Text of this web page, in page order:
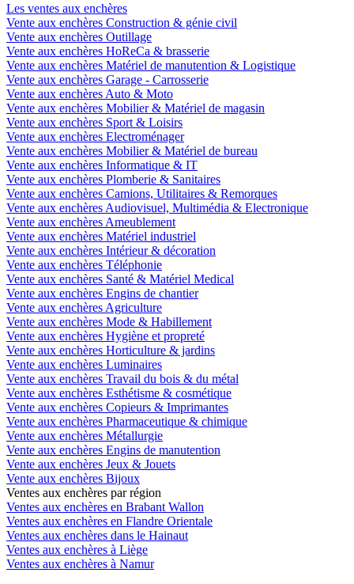
Les ventes aux enchères
Vente aux enchères Construction & génie civil
Vente aux enchères Outillage
Vente aux enchères HoReCa & brasserie
Vente aux enchères Matériel de manutention & Logistique
Vente aux enchères Garage - Carrosserie
Vente aux enchères Auto & Moto
Vente aux enchères Mobilier & Matériel de magasin
Vente aux enchères Sport & Loisirs
Vente aux enchères Electroménager
Vente aux enchères Mobilier & Matériel de bureau
Vente aux enchères Informatique & IT
Vente aux enchères Plomberie & Sanitaires
Vente aux enchères Camions, Utilitaires & Remorques
Vente aux enchères Audiovisuel, Multimédia & Electronique
Vente aux enchères Ameublement
Vente aux enchères Matériel industriel
Vente aux enchères Intérieur & décoration
Vente aux enchères Téléphonie
Vente aux enchères Santé & Matériel Medical
Vente aux enchères Engins de chantier
Vente aux enchères Agriculture
Vente aux enchères Mode & Habillement
Vente aux enchères Hygiène et propreté
Vente aux enchères Horticulture & jardins
Vente aux enchères Luminaires
Vente aux enchères Travail du bois & du métal
Vente aux enchères Esthétisme & cosmétique
Vente aux enchères Copieurs & Imprimantes
Vente aux enchères Pharmaceutique & chimique
Vente aux enchères Métallurgie
Vente aux enchères Engins de manutention
Vente aux enchères Jeux & Jouets
Vente aux enchères Bijoux
Ventes aux enchères par région
Ventes aux enchères en Brabant Wallon
Ventes aux enchères en Flandre Orientale
Ventes aux enchères dans le Hainaut
Ventes aux enchères à Liège
Ventes aux enchères à Namur